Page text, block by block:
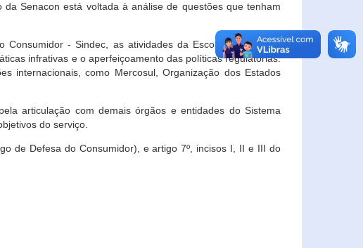
Senacon está voltada à análise de questões que tenham
Consumidor - Sindec, as atividades da Escola Nacional de
infrativas e o aperfeiçoamento das políticas regulatórias.
internacionais, como Mercosul, Organização dos Estados
articulação com demais órgãos e entidades do Sistema
do serviço.
de Defesa do Consumidor), e artigo 7º, incisos I, II e III do